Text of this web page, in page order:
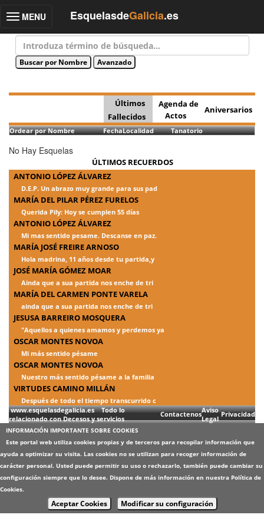
Toggle
MENU EsquelasdeGalicia.es
Últimos
Fallecidos
Agenda de
Actos
Aniversarios
Ordear por Nombre FechaLocalidad Tanatorio
No Hay Esquelas
ÚLTIMOS RECUERDOS
ANTONIO LÓPEZ ÁLVAREZ
D.E.P. Un abrazo muy grande para sus pad
MARÍA DEL PILAR PÉREZ FURELOS
Querida Pily: Hoy se cumplen 55 días
ANTONIO LÓPEZ ÁLVAREZ
Mi mas sentido pesame. Descanse en paz.
MARÍA JOSÉ FREIRE ARNOSO
Hola madrina, 11 años desde tu partida,y
JOSÉ MARÍA GÓMEZ MOAR
Ainda que a sua partida nos enche de tri
MARÍA DEL CARMEN PONTE VARELA
ainda que a sua partida nos enche de tri
JESUSA BARREIRO MOSQUERA
"Aquellos a quienes amamos y perdemos ya
OSCAR MONTES NOVOA
Mi más sentido pésame
OSCAR MONTES NOVOA
Nuestro más sentido pésame a la familia
VIRTUDES CAMINO MILLÁN
Después de todo el tiempo transcurrido c
www.esquelasdegalicia.es Todo lo
relacionado con Decesos y servicios
ContactenosAviso
Legal
Privacidad
INFORMACIÓN IMPORTANTE SOBRE COOKIES
Este portal web utiliza cookies propias y de terceros para recopilar información que
ayuda a optimizar su visita. Las cookies no se utilizan para recoger información de
carácter personal. Usted puede permitir su uso o rechazarlo, también puede cambiar su
configuración siempre que lo desee. Dispone de más información en nuestra Política de
Cookies.